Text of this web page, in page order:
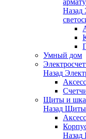
Назад
Умный дом
Назад
Щиты и
Назад Щиты
Назад